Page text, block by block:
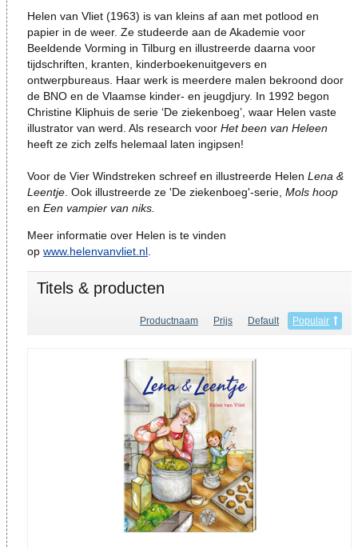
Helen van Vliet (1963) is van kleins af aan met potlood en
papier in de weer. Ze studeerde aan de Akademie voor
Beeldende Vorming in Tilburg en illustreerde daarna voor
tijdschriften, kranten, kinderboekenuitgevers en
ontwerpbureaus. Haar werk is meerdere malen bekroond door
de BNO en de Vlaamse kinder- en jeugdjury. In 1992 begon
Christine Kliphuis de serie ‘De ziekenboeg’, waar Helen vaste
illustrator van werd. Als research voor Het been van Heleen
heeft ze zich zelfs helemaal laten ingipsen!
Voor de Vier Windstreken schreef en illustreerde Helen Lena &
Leentje. Ook illustreerde ze 'De ziekenboeg'-serie, Mols hoop
en Een vampier van niks.
Meer informatie over Helen is te vinden
op www.helenvanvliet.nl.
Titels & producten
Productnaam Prijs Default Populair